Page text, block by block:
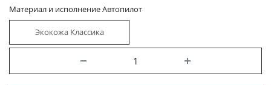
Материал и исполнение Автопилот
Экокожа Классика